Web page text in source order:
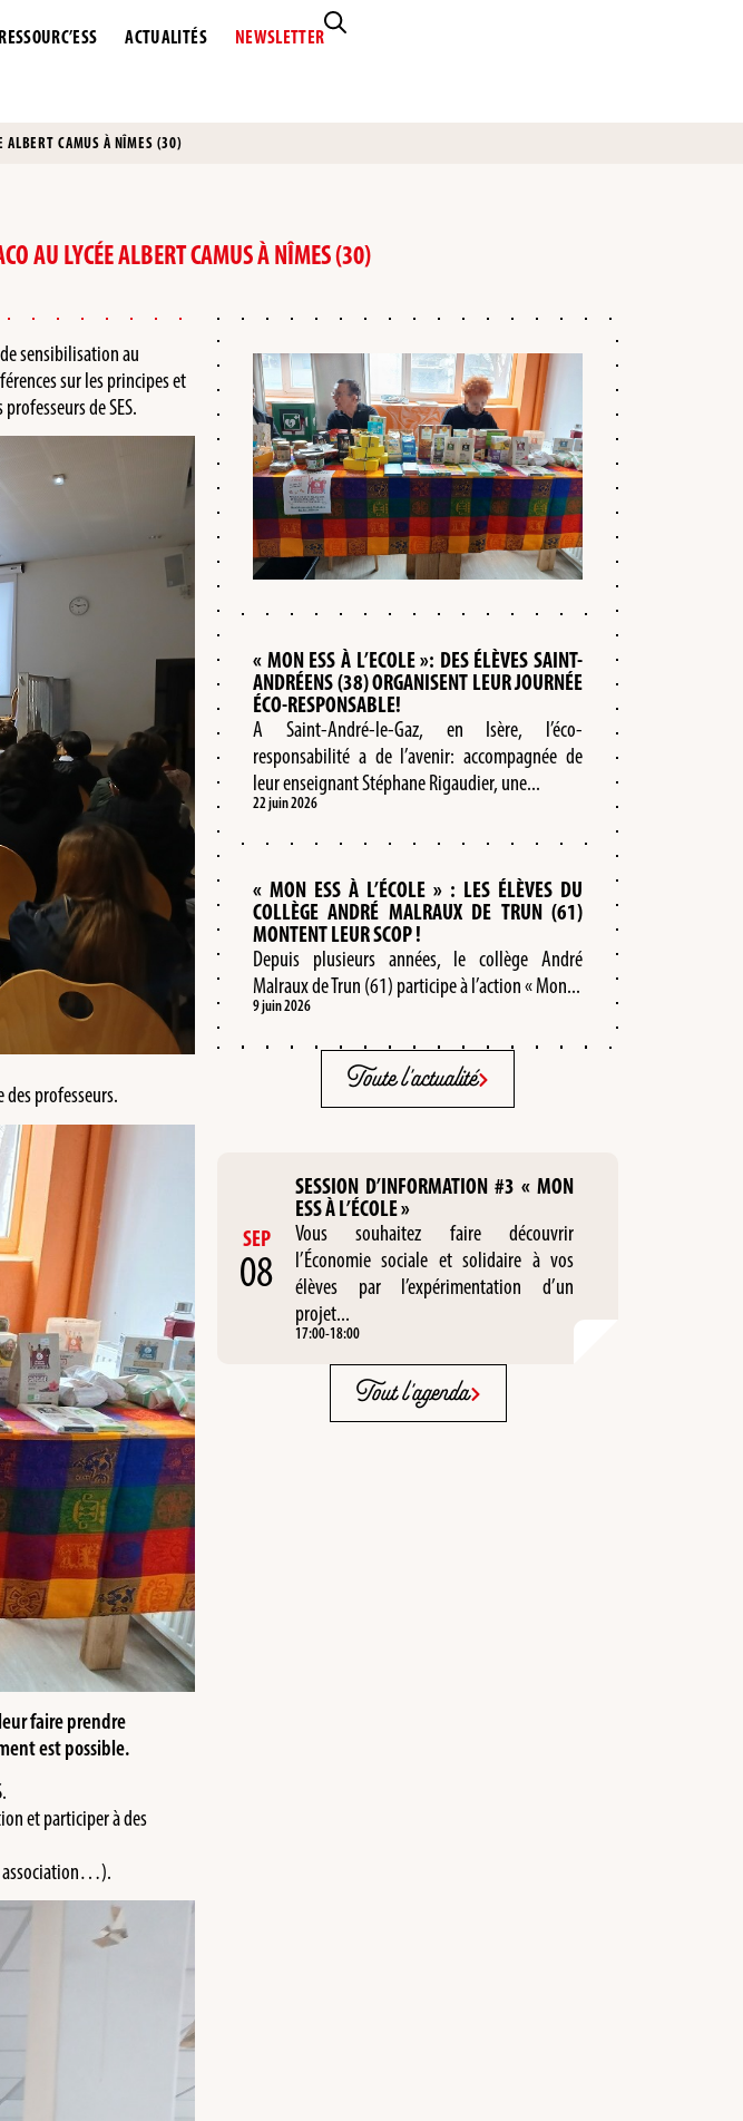
RESSOURC’ESS ACTUALITÉS NEWSLETTER
ALBERT CAMUS À NÎMES (30)
AU LYCÉE ALBERT CAMUS À NÎMES (30)
sensibilisation au
sur les principes et
de SES.
professeurs.
faire prendre
est possible.
et participer à des
association…).
« MON ESS À L’ECOLE »: DES ÉLÈVES SAINT-
ANDRÉENS (38) ORGANISENT LEUR JOURNÉE
ÉCO-RESPONSABLE!
A Saint-André-le-Gaz, en Isère, l’éco-
responsabilité a de l’avenir: accompagnée de
leur enseignant Stéphane Rigaudier, une...
22 juin 2026
« MON ESS À L’ÉCOLE » : LES ÉLÈVES DU
COLLÈGE ANDRÉ MALRAUX DE TRUN (61)
MONTENT LEUR SCOP !
Depuis plusieurs années, le collège André
Malraux de Trun (61) participe à l’action « Mon...
9 juin 2026
Toute l'actualité
SEP
08
SESSION D’INFORMATION #3 « MON
ESS À L’ÉCOLE »
Vous souhaitez faire découvrir
l’Économie sociale et solidaire à vos
élèves par l’expérimentation d’un
projet...
17:00-18:00
Tout l'agenda